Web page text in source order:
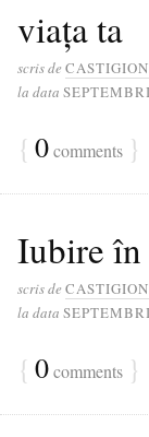
viața ta
scris de
la data
{ 0comments }
Iubire în
scris de
la data
{ 0comments }